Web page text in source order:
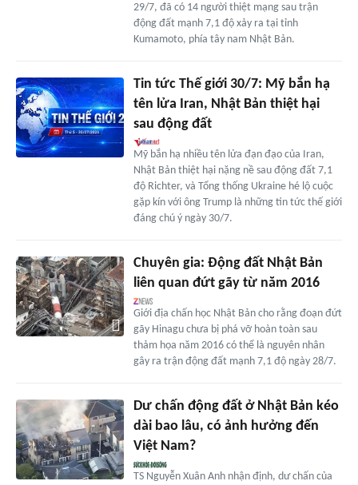
29/7, đã có 14 người thiệt mạng sau trận
động đất mạnh 7,1 độ xảy ra tại tỉnh
Kumamoto, phía tây nam Nhật Bản.
Tin tức Thế giới 30/7: Mỹ bắn hạ
tên lửa Iran, Nhật Bản thiệt hại
sau động đất
Mỹ bắn hạ nhiều tên lửa đạn đạo của Iran,
Nhật Bản thiệt hại nặng nề sau động đất 7,1
độ Richter, và Tổng thống Ukraine hé lộ cuộc
gặp kín với ông Trump là những tin tức thế giới
đáng chú ý ngày 30/7.
Chuyên gia: Động đất Nhật Bản
liên quan đứt gãy từ năm 2016
Giới địa chấn học Nhật Bản cho rằng đoạn đứt
gãy Hinagu chưa bị phá vỡ hoàn toàn sau
thảm họa năm 2016 có thể là nguyên nhân
gây ra trận động đất mạnh 7,1 độ ngày 28/7.
Dư chấn động đất ở Nhật Bản kéo
dài bao lâu, có ảnh hưởng đến
Việt Nam?
TS Nguyễn Xuân Anh nhận định, dư chấn của